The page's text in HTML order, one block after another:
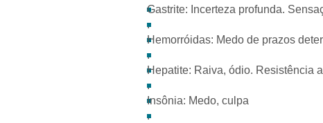
Gastrite: Incerteza profunda.
.
Hemorróidas: Medo de prazos
.
Hepatite: Raiva, ódio. Resistência
.
Insônia: Medo, culpa
.